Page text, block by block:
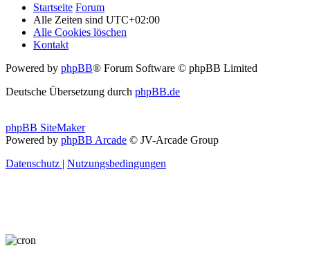
Startseite Forum
Alle Zeiten sind UTC+02:00
Alle Cookies löschen
Kontakt
Powered by phpBB® Forum Software © phpBB Limited
Deutsche Übersetzung durch phpBB.de
phpBB SiteMaker
Powered by phpBB Arcade © JV-Arcade Group
Datenschutz | Nutzungsbedingungen